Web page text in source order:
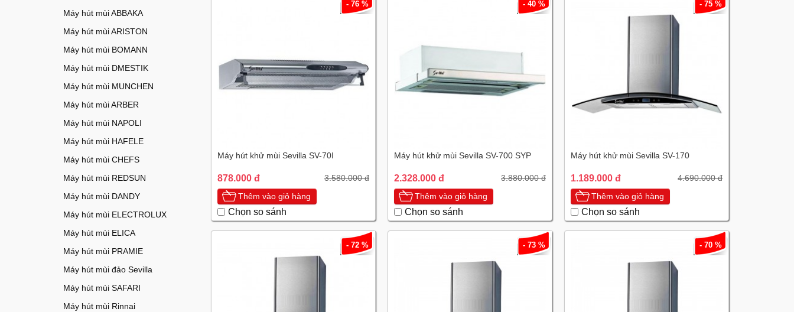
- 76 %
Máy hút khử mùi Sevilla SV-70I
878.000 đ 3.580.000 đ
Thêm vào giỏ hàng
Chọn so sánh
- 40 %
Máy hút khử mùi Sevilla SV-700 SYP
2.328.000 đ 3.880.000 đ
Thêm vào giỏ hàng
Chọn so sánh
- 75 %
Máy hút khử mùi Sevilla SV-170
1.189.000 đ 4.690.000 đ
Thêm vào giỏ hàng
Chọn so sánh
- 72 % - 73 % - 70 %
Máy hút mùi ABBAKA
Máy hút mùi ARISTON
Máy hút mùi BOMANN
Máy hút mùi DMESTIK
Máy hút mùi MUNCHEN
Máy hút mùi ARBER
Máy hút mùi NAPOLI
Máy hút mùi HAFELE
Máy hút mùi CHEFS
Máy hút mùi REDSUN
Máy hút mùi DANDY
Máy hút mùi ELECTROLUX
Máy hút mùi ELICA
Máy hút mùi PRAMIE
Máy hút mùi đảo Sevilla
Máy hút mùi SAFARI
Máy hút mùi Rinnai